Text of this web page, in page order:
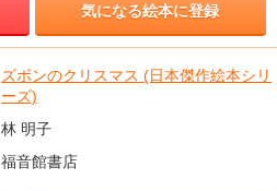
気になる絵本に登録
ズボンのクリスマス (日本傑作絵本シリ
ーズ)
林 明子
福音館書店